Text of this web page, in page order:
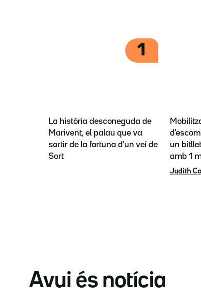
1
La història desconeguda de
Marivent, el palau que va
sortir de la fortuna d'un veí de
Sort
un
amb 1
Judith
Avui és notícia